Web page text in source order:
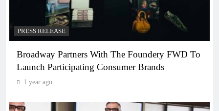
PRESS RELEASE
Broadway Partners With The Foundery FWD To
Launch Participating Consumer Brands
1 year ago